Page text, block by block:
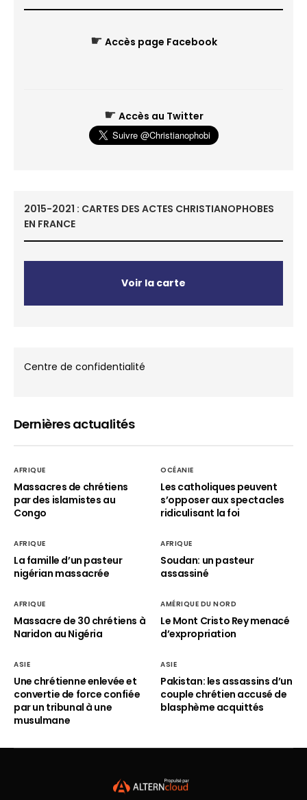
☛ Accès page Facebook
☛ Accès au Twitter
2015-2021 : CARTES DES ACTES CHRISTIANOPHOBES
EN FRANCE
Voir la carte
Centre de confidentialité
Dernières actualités
AFRIQUE
Massacres de chrétiens
par des islamistes au
Congo
OCÉANIE
Les catholiques peuvent
s’opposer aux spectacles
ridiculisant la foi
AFRIQUE
La famille d’un pasteur
nigérian massacrée
AFRIQUE
Soudan: un pasteur
assassiné
AFRIQUE
Massacre de 30 chrétiens à
Naridon au Nigéria
AMÉRIQUE DU NORD
Le Mont Cristo Rey menacé
d’expropriation
ASIE
Une chrétienne enlevée et
convertie de force confiée
par un tribunal à une
musulmane
ASIE
Pakistan: les assassins d’un
couple chrétien accusé de
blasphème acquittés